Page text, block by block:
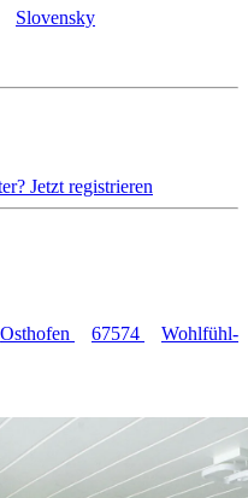
Slovensky
Jetzt registrieren
Osthofen 67574
Wohlfühl-